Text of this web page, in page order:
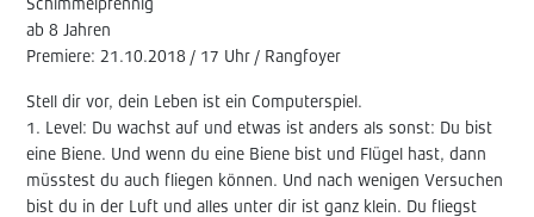
Schimmelpfennig
ab 8 Jahren
Premiere: 21.10.2018 / 17 Uhr / Rangfoyer
Stell dir vor, dein Leben ist ein Computerspiel.
1. Level: Du wachst auf und etwas ist anders als sonst: Du bist
eine Biene. Und wenn du eine Biene bist und Flügel hast, dann
müsstest du auch fliegen können. Und nach wenigen Versuchen
bist du in der Luft und alles unter dir ist ganz klein. Du fliegst